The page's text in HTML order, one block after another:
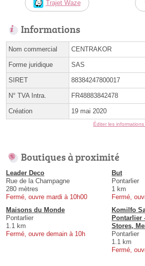
Trajet Waze
Informations
Nom commercial CENTRAKOR
Forme juridique SAS
SIRET 88384247800017
N° TVA Intra. FR48883842478
Création 19 mai 2020
Éditer les
Boutiques à proximité
Leader Deco
Rue de la Champagne
280 mètres
Fermé, ouvre mardi à 10h00
But
Pontarlier
1 km
Fermé,
Maisons du Monde
Pontarlier
1.1 km
Fermé, ouvre demain à 10h
Komilfo
Pontarlier
Stores,
Pontarlier
1.1 km
Fermé,